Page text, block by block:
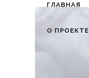
ГЛАВНАЯ
О ПРОЕКТЕ